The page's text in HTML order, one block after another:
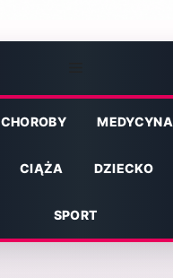
CHOROBY MEDYCYNA
CIĄŻA DZIECKO
SPORT